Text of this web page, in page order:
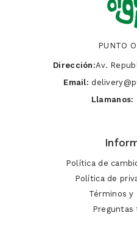
PUNTO
Dirección:Av.
Email:
Llamanos:
Política de
Política de
Términos y
Preguntas